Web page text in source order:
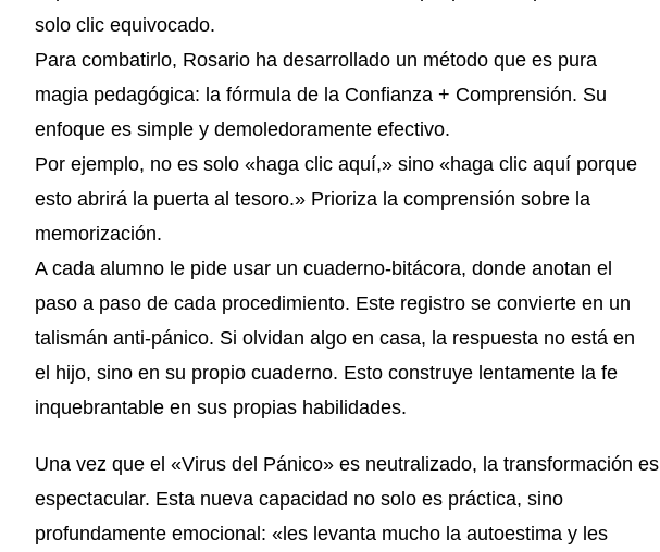
solo clic equivocado.
Para combatirlo, Rosario ha desarrollado un método que es pura
magia pedagógica: la fórmula de la Confianza + Comprensión. Su
enfoque es simple y demoledoramente efectivo.
Por ejemplo, no es solo «haga clic aquí,» sino «haga clic aquí porque
esto abrirá la puerta al tesoro.» Prioriza la comprensión sobre la
memorización.
A cada alumno le pide usar un cuaderno-bitácora, donde anotan el
paso a paso de cada procedimiento. Este registro se convierte en un
talismán anti-pánico. Si olvidan algo en casa, la respuesta no está en
el hijo, sino en su propio cuaderno. Esto construye lentamente la fe
inquebrantable en sus propias habilidades.
Una vez que el «Virus del Pánico» es neutralizado, la transformación es
espectacular. Esta nueva capacidad no solo es práctica, sino
profundamente emocional: «les levanta mucho la autoestima y les